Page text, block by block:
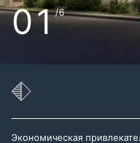
01/6
Экономическая